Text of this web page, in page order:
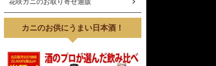
カニのお供にうまい日本酒！